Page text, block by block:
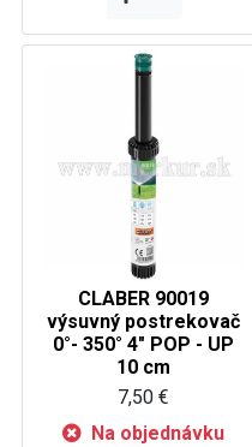
CLABER 90019
výsuvný postrekovač
0°- 350° 4" POP - UP
10 cm
7,50 €
Na objednávku